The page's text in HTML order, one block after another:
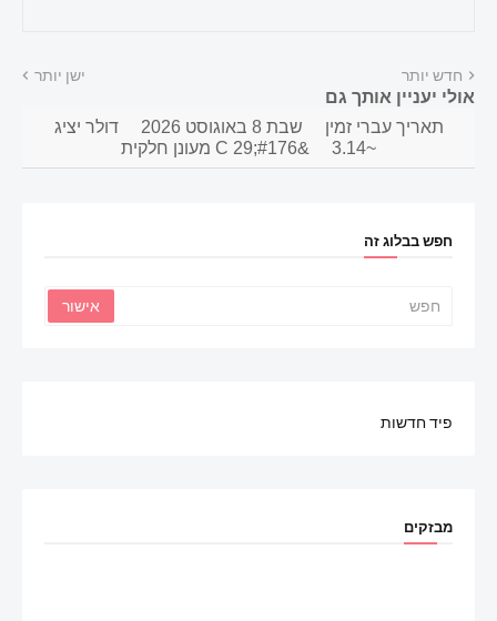
חדש יותר ישן יותר
אולי יעניין אותך גם
תאריך עברי זמין שבת 8 באוגוסט 2026
דולר יציג
~3.14
&#176;C 29 מעונן חלקית
חפש בבלוג זה
פיד חדשות
מבזקים